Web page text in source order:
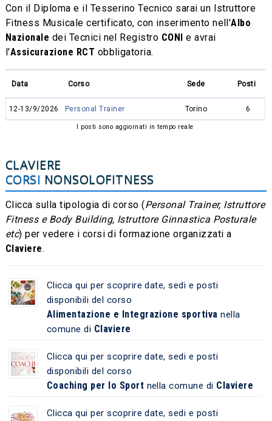
Con il Diploma e il Tesserino Tecnico sarai un Istruttore
Fitness Musicale certificato, con inserimento nell'Albo
Nazionale dei Tecnici nel Registro CONI e avrai
l'Assicurazione RCT obbligatoria.
Data Corso Sede Posti
12-13/9/2026 Personal Trainer Torino 6
I posti sono aggiornati in tempo reale
CLAVIERE
CORSI NONSOLOFITNESS
Clicca sulla tipologia di corso (Personal Trainer, Istruttore
Fitness e Body Building, Istruttore Ginnastica Posturale
etc) per vedere i corsi di formazione organizzati a
Claviere.
Clicca qui per scoprire date, sedi e posti
disponibili del corso
Alimentazione e Integrazione sportiva nella
comune di Claviere
Clicca qui per scoprire date, sedi e posti
disponibili del corso
Coaching per lo Sport nella comune di Claviere
Clicca qui per scoprire date, sedi e posti